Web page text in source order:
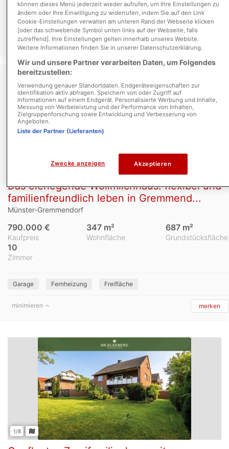
Etagenheizung Gasheizung
minimieren
Das eierlegende Wollmilchhaus: flexibel und
familienfreundlich leben in Gremmend...
Münster-Gremmendorf
Kaufpreis
790.000 €
Wohnfläche
347 m²
Grundstücksfläche
687 m²
Zimmer
10
Garage Fernheizung Freifläche
minimieren merken
1/8
können dieses Menü jederzeit wieder aufrufen, um Ihre Einstellungen zu
ändern oder Ihre Einwilligung zu widerrufen, indem Sie auf den Link
Cookie-Einstellungen verwalten am unteren Rand der Webseite klicken
[oder das schwebende Symbol unten links auf der Webseite, falls
zutreffend]. Ihre Einstellungen gelten innerhalb unseres Website.
Weitere Informationen finden Sie in unserer Datenschutzerklärung.
Wir und unsere Partner verarbeiten Daten, um Folgendes
bereitzustellen:
Verwendung genauer Standortdaten. Endgeräteeigenschaften zur
Identifikation aktiv abfragen. Speichern von oder Zugriff auf
Informationen auf einem Endgerät. Personalisierte Werbung und Inhalte,
Messung von Werbeleistung und der Performance von Inhalten,
Zielgruppenforschung sowie Entwicklung und Verbesserung von
Angeboten.
Liste der Partner (Lieferanten)
Zwecke anzeigen Akzeptieren